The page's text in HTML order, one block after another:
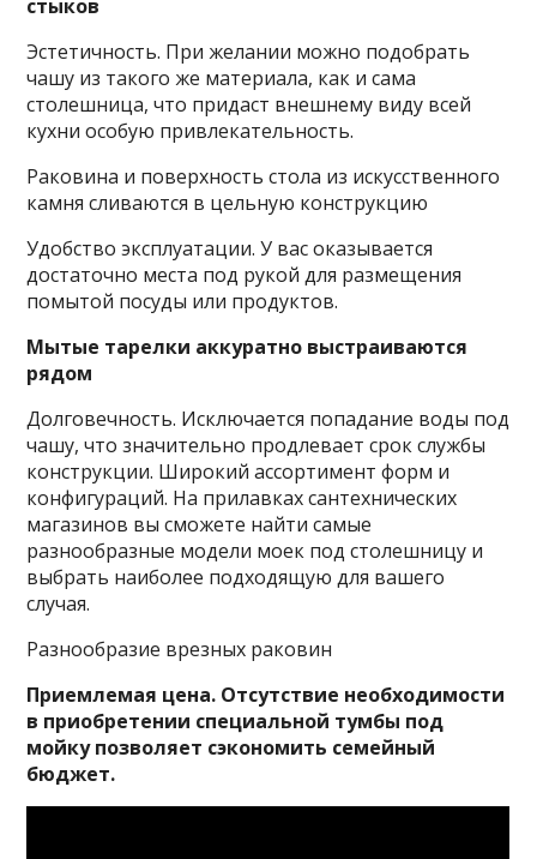
стыков
Эстетичность. При желании можно подобрать
чашу из такого же материала, как и сама
столешница, что придаст внешнему виду всей
кухни особую привлекательность.
Раковина и поверхность стола из искусственного
камня сливаются в цельную конструкцию
Удобство эксплуатации. У вас оказывается
достаточно места под рукой для размещения
помытой посуды или продуктов.
Мытые тарелки аккуратно выстраиваются
рядом
Долговечность. Исключается попадание воды под
чашу, что значительно продлевает срок службы
конструкции. Широкий ассортимент форм и
конфигураций. На прилавках сантехнических
магазинов вы сможете найти самые
разнообразные модели моек под столешницу и
выбрать наиболее подходящую для вашего
случая.
Разнообразие врезных раковин
Приемлемая цена. Отсутствие необходимости
в приобретении специальной тумбы под
мойку позволяет сэкономить семейный
бюджет.